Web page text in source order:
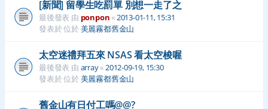
[新聞] 留學生吃罰單 別想一走了之
最後發表 由 ponpon« 2013-01-11, 15:31
發表於 位於 美麗霧都舊金山
太空迷禮拜五來 NSAS 看太空梭喔
最後發表 由 array« 2012-09-19, 15:30
發表於 位於 美麗霧都舊金山
舊金山有日付工嗎@@?